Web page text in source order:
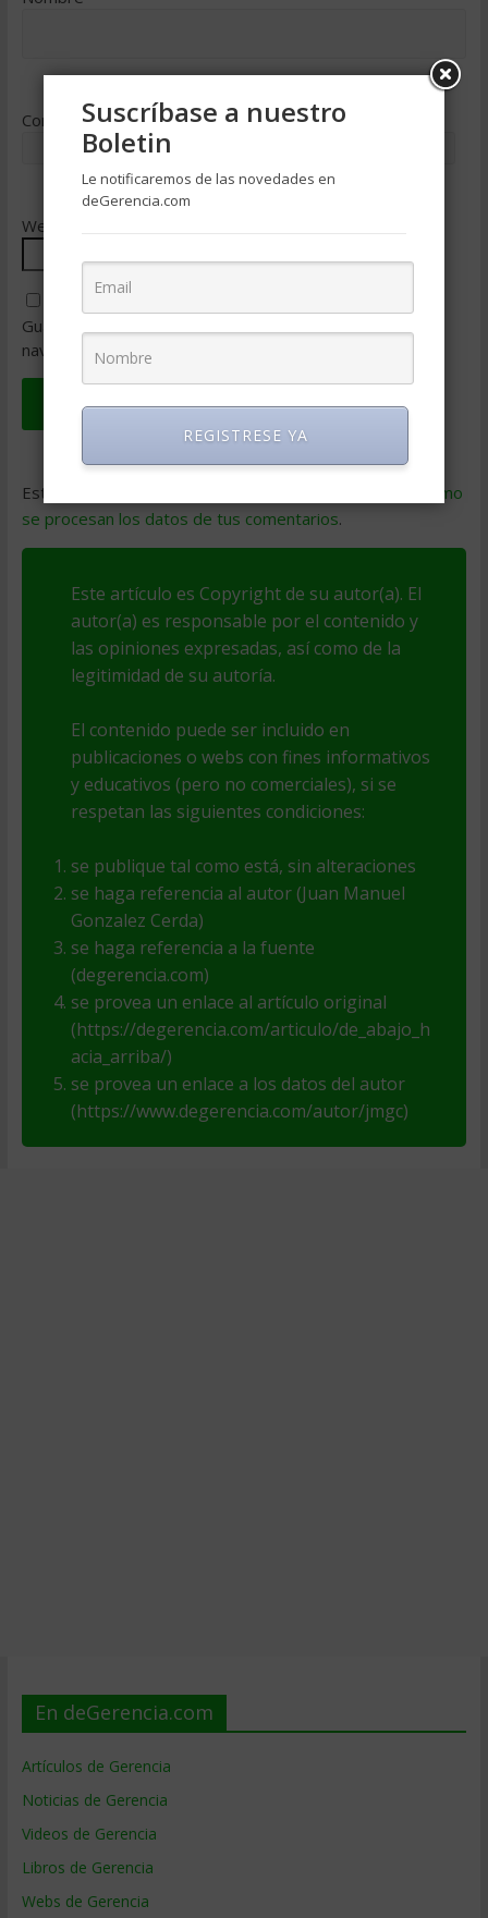
Correo electrónico*
Web
Guarda mi nombre, correo electrónico y web en este
navegador para la próxima vez que comente.
Este sitio usa Akismet para reducir el spam.
Aprende cómo
se procesan los datos de tus comentarios.
Este artículo es Copyright de su autor(a). El
autor(a) es responsable por el contenido y
las opiniones expresadas, así como de la
legitimidad de su autoría.
El contenido puede ser incluido en
publicaciones o webs con fines informativos
y educativos (pero no comerciales), si se
respetan las siguientes condiciones:
se publique tal como está, sin alteraciones
se haga referencia al autor (Juan Manuel
Gonzalez Cerda)
se haga referencia a la fuente
(degerencia.com)
se provea un enlace al artículo original
(https://degerencia.com/articulo/de_abajo_h
acia_arriba/)
se provea un enlace a los datos del autor
(https://www.degerencia.com/autor/jmgc)
En deGerencia.com
Artículos de Gerencia
Noticias de Gerencia
Videos de Gerencia
Libros de Gerencia
Webs de Gerencia
Suscríbase a nuestro
Boletin
Le notificaremos de las novedades en
deGerencia.com
REGISTRESE YA